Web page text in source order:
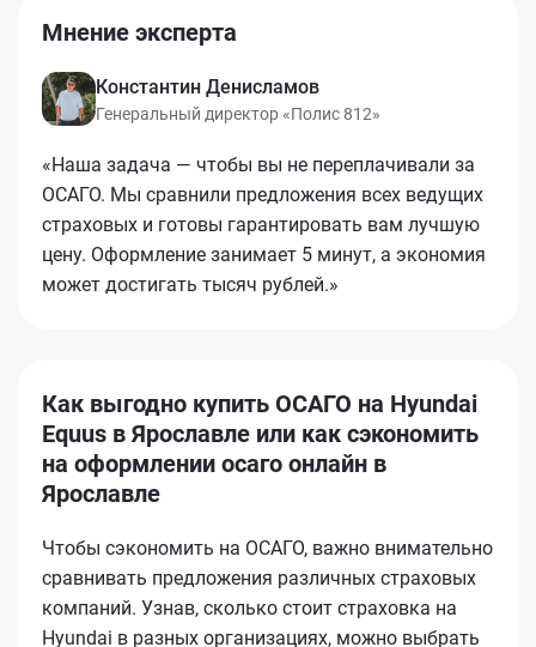
Мнение эксперта
Константин Денисламов
Генеральный директор «Полис 812»
«Наша задача — чтобы вы не переплачивали за
ОСАГО. Мы сравнили предложения всех ведущих
страховых и готовы гарантировать вам лучшую
цену. Оформление занимает 5 минут, а экономия
может достигать тысяч рублей.»
Как выгодно купить ОСАГО на Hyundai
Equus в Ярославле или как сэкономить
на оформлении осаго онлайн в
Ярославле
Чтобы сэкономить на ОСАГО, важно внимательно
сравнивать предложения различных страховых
компаний. Узнав, сколько стоит страховка на
Hyundai в разных организациях, можно выбрать